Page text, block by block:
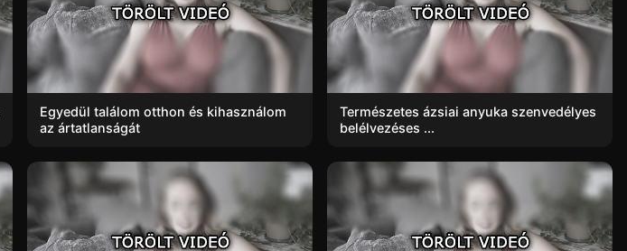
Egyedül találom otthon és kihasználom
az ártatlanságát
Természetes ázsiai anyuka szenvedélyes
belélvezéses ...